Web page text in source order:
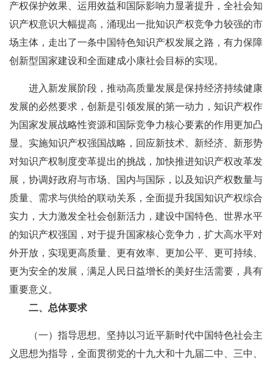
产权保护效果、运用效益和国际影响力显著提升，全社会知
识产权意识大幅提高，涌现出一批知识产权竞争力较强的市
场主体，走出了一条中国特色知识产权发展之路，有力保障
创新型国家建设和全面建成小康社会目标的实现。
进入新发展阶段，推动高质量发展是保持经济持续健康
发展的必然要求，创新是引领发展的第一动力，知识产权作
为国家发展战略性资源和国际竞争力核心要素的作用更加凸
显。实施知识产权强国战略，回应新技术、新经济、新形势
对知识产权制度变革提出的挑战，加快推进知识产权改革发
展，协调好政府与市场、国内与国际，以及知识产权数量与
质量、需求与供给的联动关系，全面提升我国知识产权综合
实力，大力激发全社会创新活力，建设中国特色、世界水平
的知识产权强国，对于提升国家核心竞争力，扩大高水平对
外开放，实现更高质量、更有效率、更加公平、更可持续、
更为安全的发展，满足人民日益增长的美好生活需要，具有
重要意义。
二、总体要求
（一）指导思想。坚持以习近平新时代中国特色社会主
义思想为指导，全面贯彻党的十九大和十九届二中、三中、